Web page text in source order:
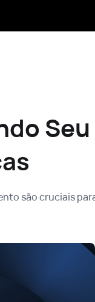
Seu
são cruciais